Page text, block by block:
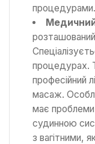
процедурами.
процедурах.
професійний
масаж.
має
судинною
з вагітними,